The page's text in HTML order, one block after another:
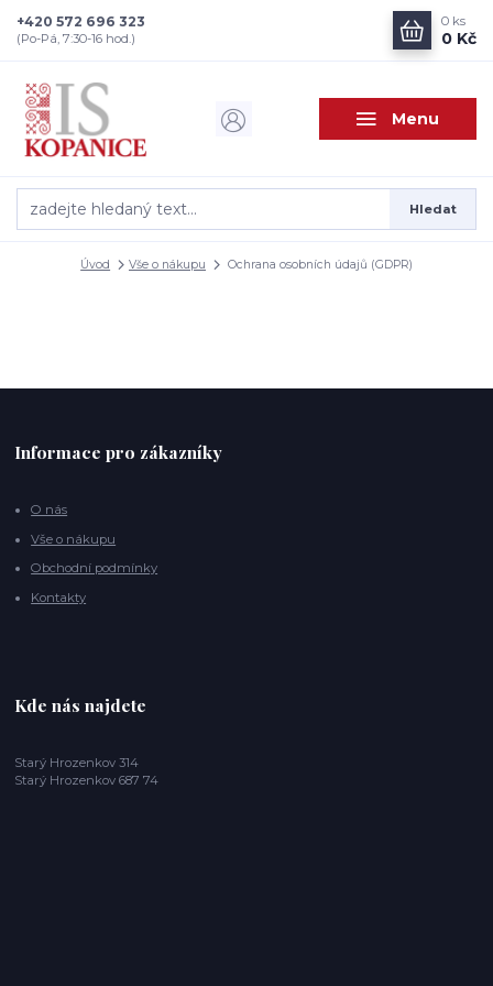
Menu
Hledat
+420 572 696 323
(Po-Pá, 7:30-16 hod.)
0 ks
0 Kč
Úvod Vše o nákupu Ochrana osobních údajů (GDPR)
Informace pro zákazníky
O nás
Vše o nákupu
Obchodní podmínky
Kontakty
Kde nás najdete
Starý Hrozenkov 314
Starý Hrozenkov 687 74